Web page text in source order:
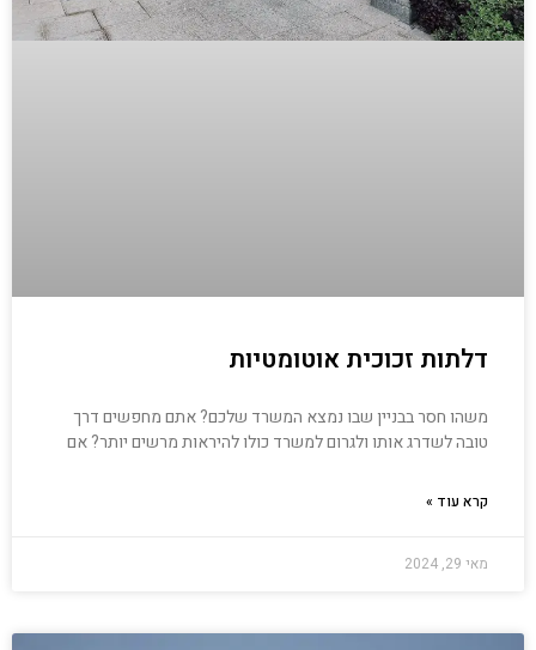
דלתות זכוכית אוטומטיות
משהו חסר בבניין שבו נמצא המשרד שלכם? אתם מחפשים דרך
טובה לשדרג אותו ולגרום למשרד כולו להיראות מרשים יותר? אם
קרא עוד »
מאי 29, 2024